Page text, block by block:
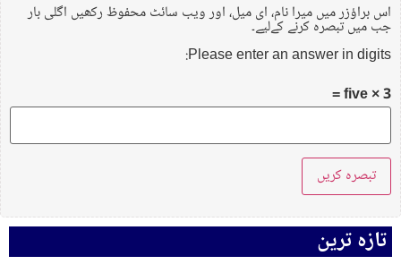
اس براؤزر میں میرا نام، ای میل، اور ویب سائٹ محفوظ رکھیں اگلی بار
جب میں تبصرہ کرنے کےلیے۔
Please enter an answer in digits:
3 × five =
تازہ ترین